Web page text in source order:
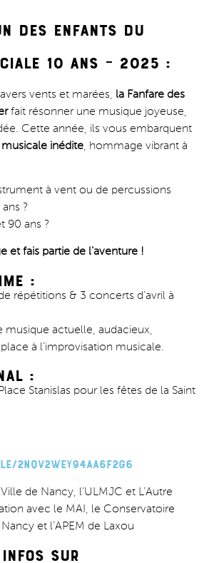
DES ENFANTS DU
10 ans – 2025 :
vents et marées, la Fanfare des
fait résonner une musique joyeuse,
Cette année, ils vous embarquent
inédite , hommage vibrant à
à vent ou de percussions
?
90 ans ?
et fais partie de l’aventure !
:
répétitions & 3 concerts d’avril à
musique actuelle, audacieux,
à l’improvisation musicale.
:
Stanislas pour les fêtes de la Saint
de Nancy, l’ULMJC et L’Autre
avec le MAI, le Conservatoire
et l’APEM de Laxou
infos sur